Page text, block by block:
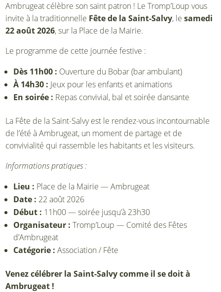
Ambrugeat célèbre son saint patron ! Le Tromp’Loup vous
invite à la traditionnelle Fête de la Saint-Salvy, lesamedi
22 août 2026, sur la Place de la Mairie.
Le programme de cette journée festive :
Dès 11h00 : Ouverture du Bobar (bar ambulant)
À 14h30 : Jeux pour les enfants et animations
En soirée : Repas convivial, bal et soirée dansante
La Fête de la Saint-Salvy est le rendez-vous incontournable
de l’été à Ambrugeat, un moment de partage et de
convivialité qui rassemble les habitants et les visiteurs.
Informations pratiques :
Lieu : Place de la Mairie — Ambrugeat
Date : 22 août 2026
Début : 11h00 — soirée jusqu’à 23h30
Organisateur : Tromp’Loup — Comité des Fêtes
d’Ambrugeat
Catégorie : Association / Fête
Venez célébrer la Saint-Salvy comme il se doit à
Ambrugeat !